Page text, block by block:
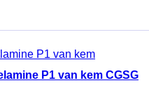
P1 van kem CGSG